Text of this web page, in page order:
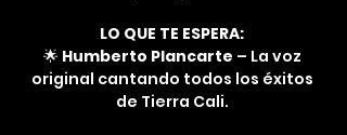
LO QUE TE ESPERA:
🌟 Humberto Plancarte – La voz
original cantando todos los éxitos
de Tierra Cali.